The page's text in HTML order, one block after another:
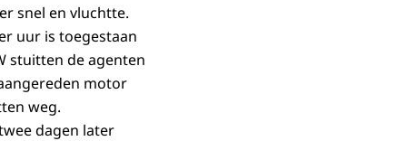
snel en vluchtte.
uur is toegestaan
stuitten de agenten
motor
weg.
dagen later